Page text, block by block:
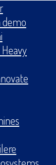
demo